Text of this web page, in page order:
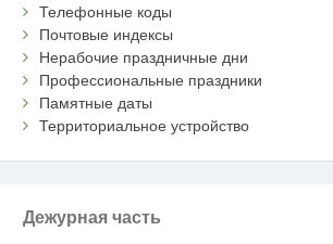
Телефонные коды
Почтовые индексы
Нерабочие праздничные дни
Профессиональные праздники
Памятные даты
Территориальное устройство
Дежурная часть